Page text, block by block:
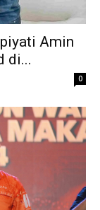
Amin
di...
0